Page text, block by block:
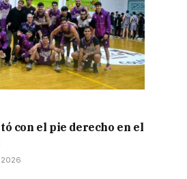
con el pie derecho en el